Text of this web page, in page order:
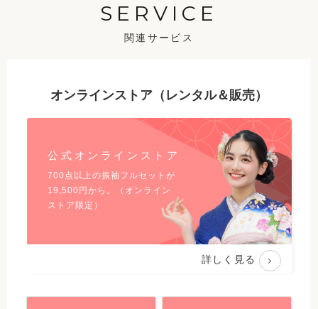
SERVICE
関連サービス
オンラインストア（レンタル＆販売）
公式オンラインストア
700点以上の振袖フルセットが
19,500 円から。（オンライン
ストア限定）
詳しく見る